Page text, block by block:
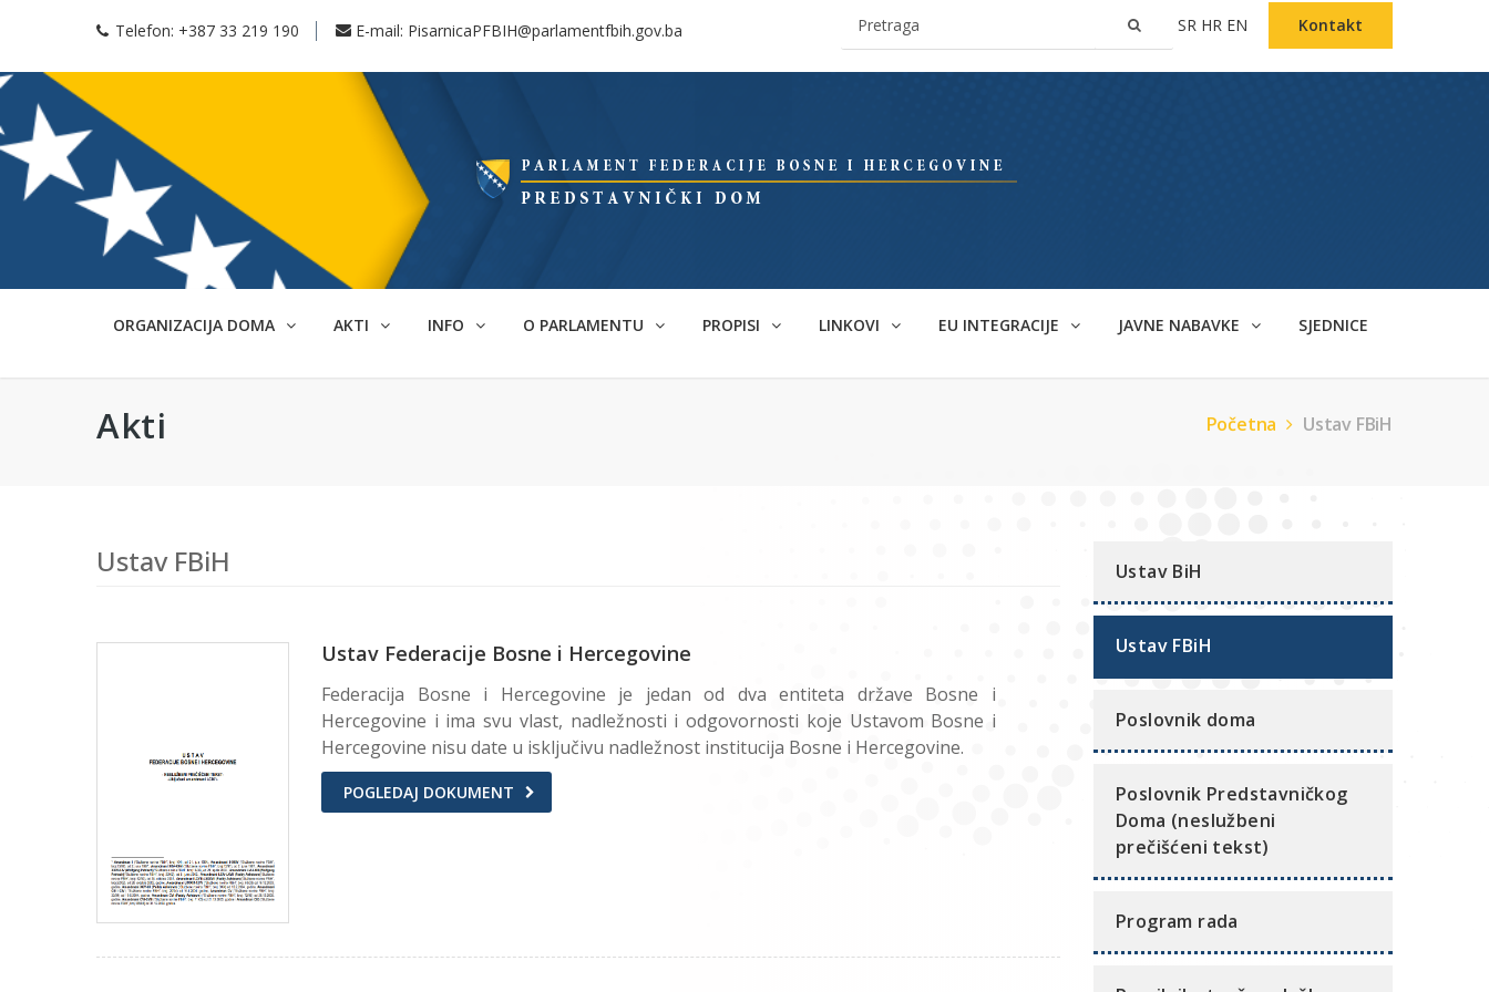
Telefon: +387 33 219 190 E-mail: PisarnicaPFBIH@parlamentfbih.gov.ba SR HR EN Kontakt
ORGANIZACIJA DOMA AKTI INFO O PARLAMENTU PROPISI LINKOVI EU INTEGRACIJE JAVNE NABAVKE SJEDNICE
Akti Početna Ustav FBiH
Ustav FBiH
Ustav Federacije Bosne i Hercegovine
Federacija Bosne i Hercegovine je jedan od dva entiteta države Bosne i
Hercegovine i ima svu vlast, nadležnosti i odgovornosti koje Ustavom Bosne i
Hercegovine nisu date u isključivu nadležnost institucija Bosne i Hercegovine.
POGLEDAJ DOKUMENT
Ustav BiH
Ustav FBiH
Poslovnik doma
Poslovnik Predstavničkog
Doma (neslužbeni
prečišćeni tekst)
Program rada